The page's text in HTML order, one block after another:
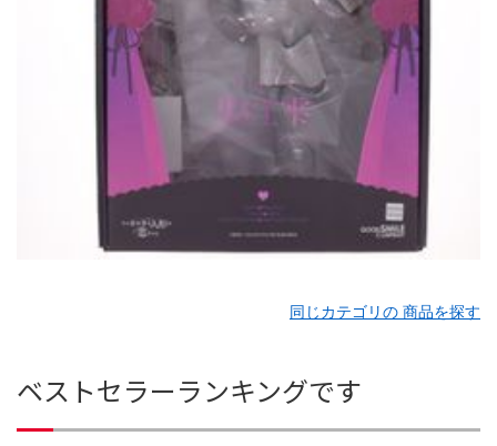
同じカテゴリの 商品を探す
ベストセラーランキングです